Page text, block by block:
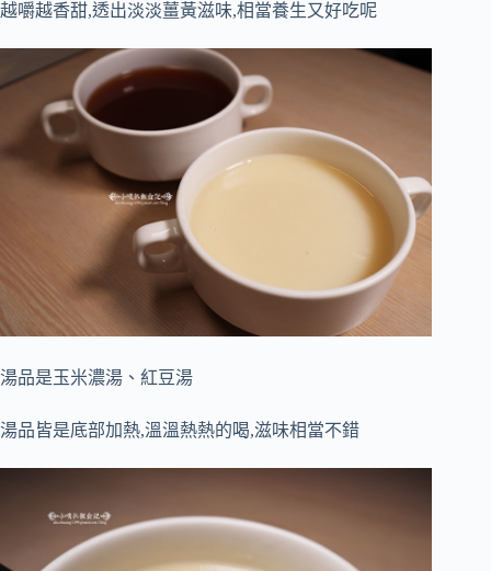
越嚼越香甜,透出淡淡薑黃滋味,相當養生又好吃呢
湯品是玉米濃湯、紅豆湯
湯品皆是底部加熱,溫溫熱熱的喝,滋味相當不錯